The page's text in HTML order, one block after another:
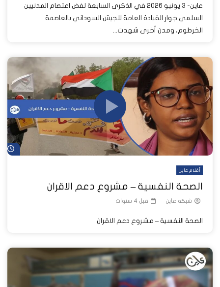
عاين- 3 يونيو 2026 في الذكرى السابعة لفض اعتصام المدنيين
السلمي جوار القيادة العامة للجيش السوداني بالعاصمة
الخرطوم، ومدن أخرى شهدت...
أفلام عاين
الصحة النفسية – مشروع دعم الاقران
شبكة عاين قبل 4 سنوات
الصحة النفسية – مشروع دعم الاقران